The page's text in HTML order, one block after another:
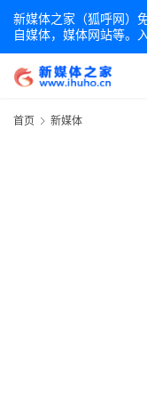
新媒体之家（狐呼网）
自媒体，媒体网站等。
首页 新媒体